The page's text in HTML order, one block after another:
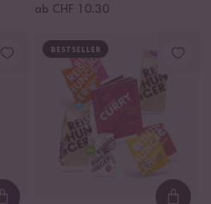
ab CHF 10.30
BESTSELLER